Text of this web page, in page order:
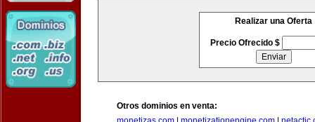
Realizar una Oferta
Precio Ofrecido $
Otros dominios en venta: